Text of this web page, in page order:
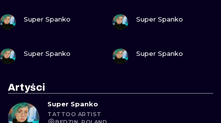
Super Spanko Super Spanko
Super Spanko Super Spanko
Artyści
Super Spanko
TATTOO ARTIST